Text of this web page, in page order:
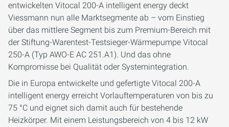
entwickelten Vitocal 200-A intelligent energy deckt
Viessmann nun alle Marktsegmente ab – vom Einstieg
über das mittlere Segment bis zum Premium-Bereich mit
der Stiftung-Warentest-Testsieger-Wärmepumpe Vitocal
250-A (Typ AWO-E AC 251.A1). Und das ohne
Kompromisse bei Qualität oder Systemintegration.
Die in Europa entwickelte und gefertigte Vitocal 200-A
intelligent energy erreicht Vorlauftemperaturen von bis zu
75 °C und eignet sich damit auch für bestehende
Heizkörper. Mit einem Leistungsbereich von 4 bis 12 kW